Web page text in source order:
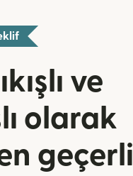
ve
olarak
geçerli